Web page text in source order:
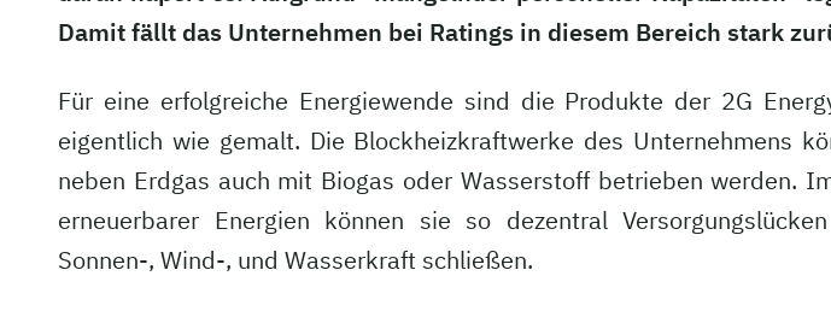
Damit fällt das Unternehmen bei Ratings in diesem Bereich stark
Für eine erfolgreiche Energiewende sind die Produkte der 2G
eigentlich wie gemalt. Die Blockheizkraftwerke des Unternehmens
neben Erdgas auch mit Biogas oder Wasserstoff betrieben werden.
erneuerbarer Energien können sie so dezentral
Sonnen-, Wind-, und Wasserkraft schließen.